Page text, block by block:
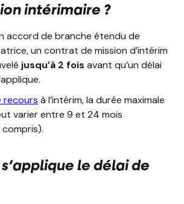
intérimaire ?
accord de branche étendu de
un contrat de mission d’intérim
jusqu’à 2 fois avant qu’un délai
recours à l’intérim, la durée maximale
varier entre 9 et 24 mois
le délai de